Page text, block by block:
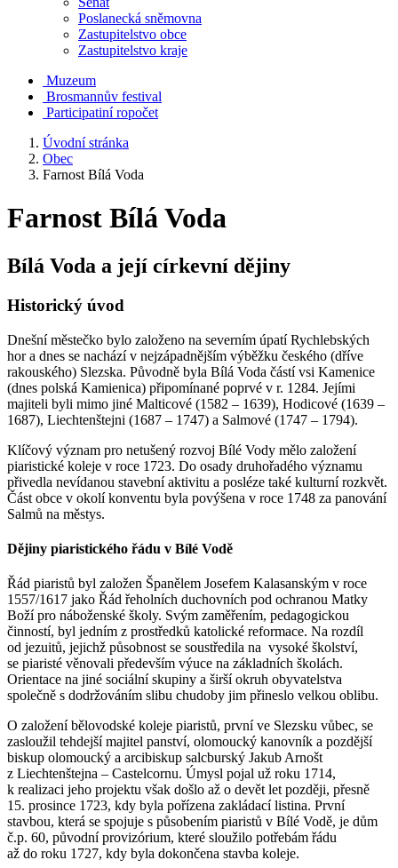
Poslanecká sněmovna
Zastupitelstvo obce
Zastupitelstvo kraje
Muzeum
Brosmannův festival
Participatiní ropočet
Úvodní stránka
Obec
Farnost Bílá Voda
Farnost Bílá Voda
Bílá Voda a její církevní dějiny
Historický úvod
Dnešní městečko bylo založeno na severním úpatí Rychlebských
hor a dnes se nachází v nejzápadnějším výběžku českého (dříve
rakouského) Slezska. Původně byla Bílá Voda částí vsi Kamenice
(dnes polská Kamienica) připomínané poprvé v r. 1284. Jejími
majiteli byli mimo jiné Malticové (1582 – 1639), Hodicové (1639 –
1687), Liechtenštejni (1687 – 1747) a Salmové (1747 – 1794).
Klíčový význam pro netušený rozvoj Bílé Vody mělo založení
piaristické koleje v roce 1723. Do osady druhořadého významu
přivedla nevídanou stavební aktivitu a posléze také kulturní rozkvět.
Část obce v okolí konventu byla povýšena v roce 1748 za panování
Salmů na městys.
Dějiny piaristického řádu v Bílé Vodě
Řád piaristů byl založen Španělem Josefem Kalasanským v roce
1557/1617 jako Řád řeholních duchovních pod ochranou Matky
Boží pro náboženské školy. Svým zaměřením, pedagogickou
činností, byl jedním z prostředků katolické reformace. Na rozdíl
od jezuitů, jejichž působnost se soustředila na vysoké školství,
se piaristé věnovali především výuce na základních školách.
Orientace na jiné sociální skupiny a širší okruh obyvatelstva
společně s dodržováním slibu chudoby jim přineslo velkou oblibu.
O založení bělovodské koleje piaristů, první ve Slezsku vůbec, se
zasloužil tehdejší majitel panství, olomoucký kanovník a pozdější
biskup olomoucký a arcibiskup salcburský Jakub Arnošt
z Liechtenštejna – Castelcornu. Úmysl pojal už roku 1714,
k realizaci jeho projektu však došlo až o devět let později, přesně
15. prosince 1723, kdy byla pořízena zakládací listina. První
stavbou, která se spojuje s působením piaristů v Bílé Vodě, je dům
č.p. 60, původní provizórium, které sloužilo potřebám řádu
až do roku 1727, kdy byla dokončena stavba koleje.